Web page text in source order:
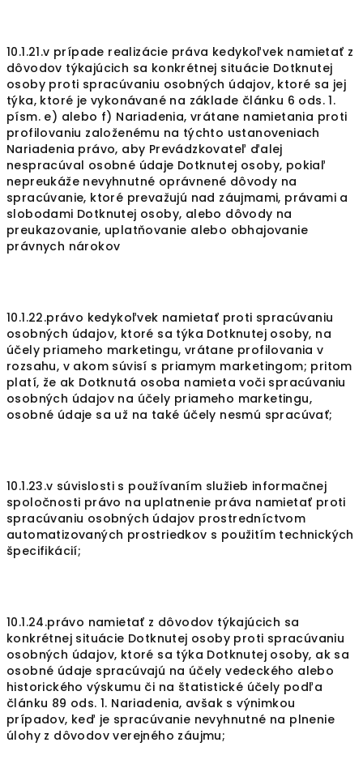
10.1.21.v prípade realizácie práva kedykoľvek namietať z
dôvodov týkajúcich sa konkrétnej situácie Dotknutej
osoby proti spracúvaniu osobných údajov, ktoré sa jej
týka, ktoré je vykonávané na základe článku 6 ods. 1.
písm. e) alebo f) Nariadenia, vrátane namietania proti
profilovaniu založenému na týchto ustanoveniach
Nariadenia právo, aby Prevádzkovateľ ďalej
nespracúval osobné údaje Dotknutej osoby, pokiaľ
nepreukáže nevyhnutné oprávnené dôvody na
spracúvanie, ktoré prevažujú nad záujmami, právami a
slobodami Dotknutej osoby, alebo dôvody na
preukazovanie, uplatňovanie alebo obhajovanie
právnych nárokov
10.1.22.právo kedykoľvek namietať proti spracúvaniu
osobných údajov, ktoré sa týka Dotknutej osoby, na
účely priameho marketingu, vrátane profilovania v
rozsahu, v akom súvisí s priamym marketingom; pritom
platí, že ak Dotknutá osoba namieta voči spracúvaniu
osobných údajov na účely priameho marketingu,
osobné údaje sa už na také účely nesmú spracúvať;
10.1.23.v súvislosti s používaním služieb informačnej
spoločnosti právo na uplatnenie práva namietať proti
spracúvaniu osobných údajov prostredníctvom
automatizovaných prostriedkov s použitím technických
špecifikácií;
10.1.24.právo namietať z dôvodov týkajúcich sa
konkrétnej situácie Dotknutej osoby proti spracúvaniu
osobných údajov, ktoré sa týka Dotknutej osoby, ak sa
osobné údaje spracúvajú na účely vedeckého alebo
historického výskumu či na štatistické účely podľa
článku 89 ods. 1. Nariadenia, avšak s výnimkou
prípadov, keď je spracúvanie nevyhnutné na plnenie
úlohy z dôvodov verejného záujmu;